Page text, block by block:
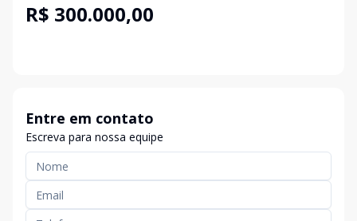
R$ 300.000,00
Entre em contato
Escreva para nossa equipe